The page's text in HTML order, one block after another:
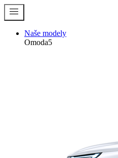
menu
Naše modely
Omoda5